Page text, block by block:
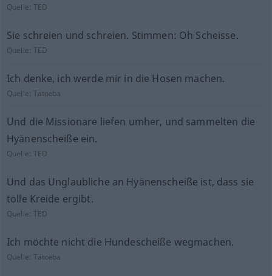
Quelle:TED
Sie schreien und schreien. Stimmen: Oh Scheisse.
Quelle:TED
Ich denke, ich werde mir in die Hosen machen.
Quelle:Tatoeba
Und die Missionare liefen umher, und sammelten die
Hyänenscheiße ein.
Quelle:TED
Und das Unglaubliche an Hyänenscheiße ist, dass sie
tolle Kreide ergibt.
Quelle:TED
Ich möchte nicht die Hundescheiße wegmachen.
Quelle:Tatoeba